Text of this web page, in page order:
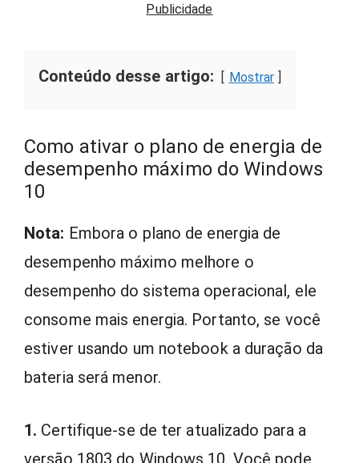
Publicidade
Conteúdo desse artigo: Mostrar
Como ativar o plano de energia de
desempenho máximo do Windows
10
Nota: Embora o plano de energia de
desempenho máximo melhore o
desempenho do sistema operacional, ele
consome mais energia. Portanto, se você
estiver usando um notebook a duração da
bateria será menor.
1. Certifique-se de ter atualizado para a
versão 1803 do Windows 10. Você pode